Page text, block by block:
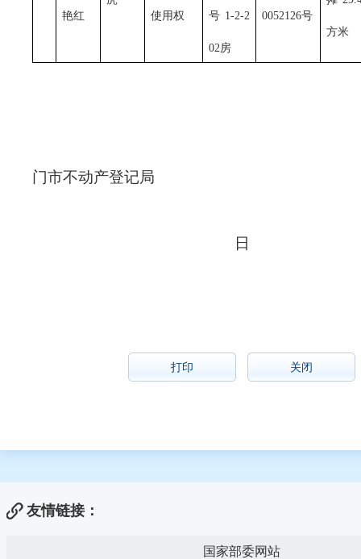
艳红
使用权
号1-2-2
02房
0052126号
方米
门市不动产登记局
日
打印 关闭
友情链接：
国家部委网站